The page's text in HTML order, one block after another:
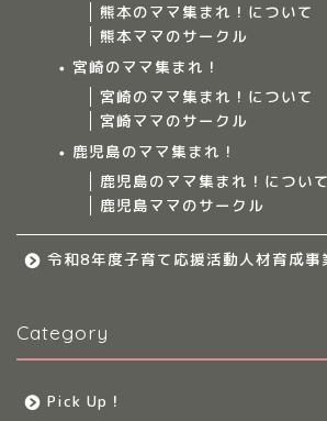
熊本のママ集まれ！について
熊本ママのサークル
宮崎のママ集まれ！
宮崎のママ集まれ！について
宮崎ママのサークル
鹿児島のママ集まれ！
鹿児島のママ集まれ！について
鹿児島ママのサークル
令和8年度子育て応援活動人材育成事
Category
Pick Up！
ママ集まれ！
ママ集まれ
九州のママ
大分のマ